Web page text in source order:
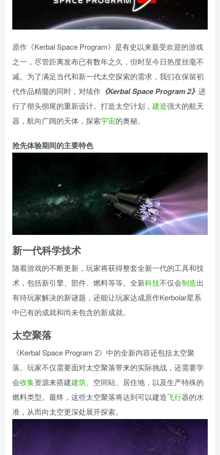
原作《Kerbal Space Program》是有史以来最受欢迎的游戏
之一，尽管距离发布已有数年之久，但时至今日热度丝毫不
减。为了满足当代和新一代太空探索的需求，我们在保留初
代作品精髓的同时，对续作 《Kerbal Space Program 2》 进
行了彻头彻尾的重新设计。打造太空计划， 建造强大的航天
器，航向广阔的天体，探索宇宙的奥秘。
抢先体验期间的主要特色
新一代科学技术
随着游戏的不断更新，玩家将获得整套全新一代的工具和技
术，包括新引擎、部件、燃料等等。全新科技不仅会制造出
有待玩家解决的新谜题，还能让玩家达成原作Kerbolar星系
中已有的成就和尚未包含的新成就。
太空聚落
《Kerbal Space Program 2》中的全新内容还包括太空聚
落。玩家不仅需要面对太空聚落带来的实际挑战，还需要学
会收集资源来搭建建筑 、空间站、居住地，以及生产特殊的
燃料类型。最终，这些太空聚落将达到可以建造飞行器的水
准，从而向太空更深处展开探索。